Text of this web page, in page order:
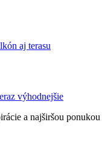
aj terasu
výhodnejšie
a najširšou ponukou